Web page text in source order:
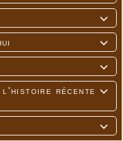




l'histoire récente
